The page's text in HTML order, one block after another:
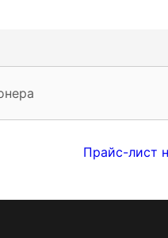
Прайс-лист